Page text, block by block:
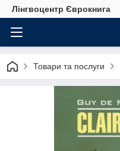
Лінгвоцентр Єврокнига
Товари та послуги